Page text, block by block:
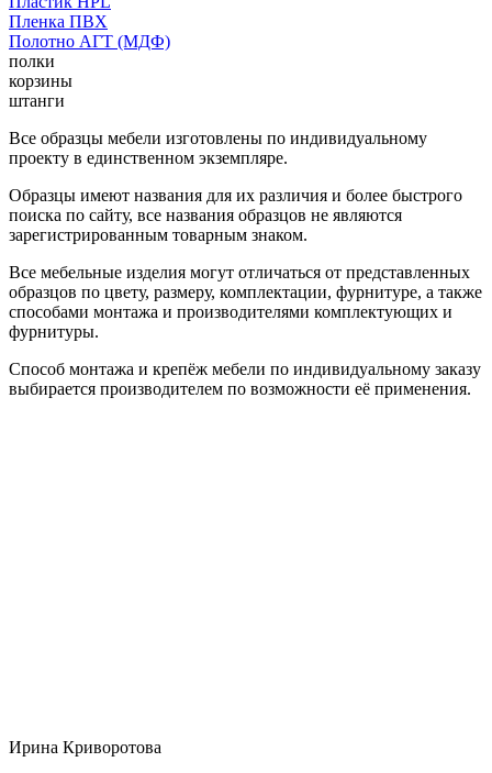
Пленка ПВХ
Полотно АГТ (МДФ)
полки
корзины
штанги
Все образцы мебели изготовлены по индивидуальному
проекту в единственном экземпляре.
Образцы имеют названия для их различия и более быстрого
поиска по сайту, все названия образцов не являются
зарегистрированным товарным знаком.
Все мебельные изделия могут отличаться от представленных
образцов по цвету, размеру, комплектации, фурнитуре, а также
способами монтажа и производителями комплектующих и
фурнитуры.
Способ монтажа и крепёж мебели по индивидуальному заказу
выбирается производителем по возможности её применения.
Ирина Криворотова